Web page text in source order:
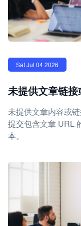
Sat Jul 04 2026
未提供文章链
未提供文章内容或
提交包含文章 URL
本。